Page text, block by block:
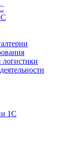
логистики
1С